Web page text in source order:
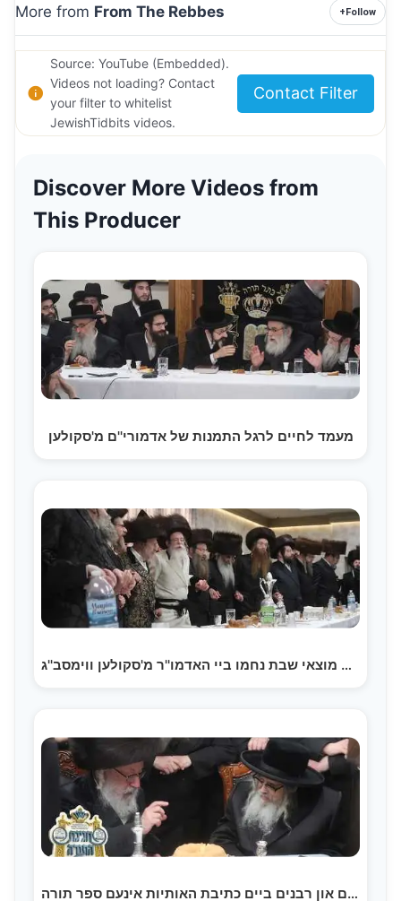
More from From The Rebbes +Follow
Source: YouTube (Embedded).
Videos not loading? Contact
your filter to whitelist
JewishTidbits videos.
Contact Filter
Discover More Videos from
This Producer
מעמד לחיים לרגל התמנות של אדמורי''ם מ'סקולען
סעודת הודאה מוצאי שבת נחמו ביי האדמו''ר מ'סקולען ווימסב''ג
אדמו"רים און רבנים ביים כתיבת האותיות אינעם ספר תורה…